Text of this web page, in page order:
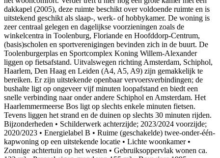
dakkapel (2005), deze ruimte beschikt over voldoende ruimte en is
uitstekend geschikt als slaap-, werk- of hobbykamer. De woning is
zeer centraal gelegen en dagelijkse voorzieningen zoals de
winkelcentra in Toolenburg, Floriande en Hoofddorp-Centrum,
(basis)scholen en sportverenigingen bevinden zich in de buurt. De
Toolenburgerplas en Sportcomplex Koning Willem-Alexander
liggen op fietsafstand. Uitvalswegen richting Amsterdam, Schiphol,
Haarlem, Den Haag en Leiden (A4, A5, A9) zijn gemakkelijk te
bereiken. Er zijn uitstekende openbaar vervoersverbindingen; de
bushalte ligt op ongeveer vijf minuten loopafstand en biedt een
snelle verbinding naar onder andere Schiphol en Amsterdam. Het
Haarlemmermeerse Bos ligt op slechts enkele minuten fietsen.
Tevens liggen het strand en de duinen op slechts 30 minuten rijden.
Bijzonderheden • Schilderwerk achterzijde; 2023/2024 voorzijde;
2020/2023 • Energielabel B • Ruime (geschakelde) twee-onder-één-
kapwoning op een uitstekende locatie • Lichte woonkamer •
Zonnige achtertuin op het westen • Gebruiksoppervlak wonen ca.